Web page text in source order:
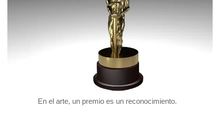
En el arte, un premio es un reconocimiento.